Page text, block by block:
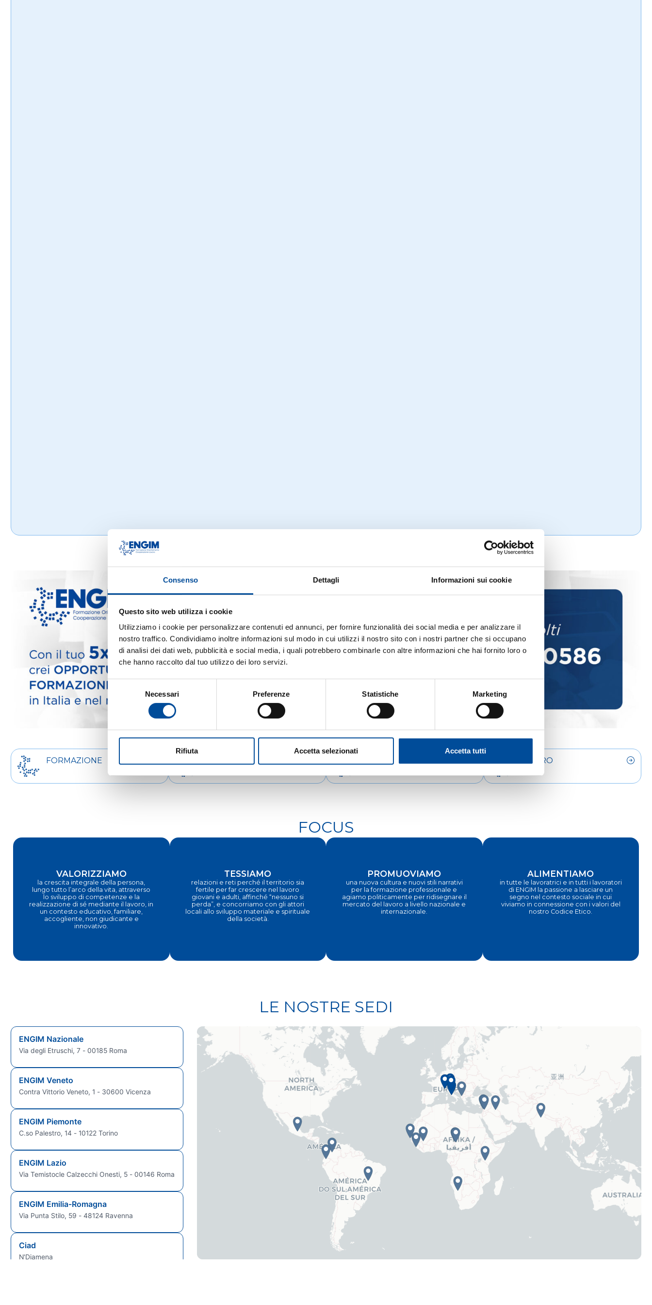
Consenso Dettagli Informazioni sui cookie
Questo sito web utilizza i cookie
Utilizziamo i cookie per personalizzare contenuti ed annunci, per fornire funzionalità dei social media e per analizzare il
nostro traffico. Condividiamo inoltre informazioni sul modo in cui utilizzi il nostro sito con i nostri partner che si occupano
di analisi dei dati web, pubblicità e social media, i quali potrebbero combinarle con altre informazioni che hai fornito loro o
che hanno raccolto dal tuo utilizzo dei loro servizi.
Necessari Preferenze Statistiche Marketing
Rifiuta Accetta selezionati Accetta tutti
FORMAZIONE LAVORO
FOCUS
VALORIZZIAMO
la crescita integrale della persona,
lungo tutto l’arco della vita, attraverso
lo sviluppo di competenze e la
realizzazione di sé mediante il lavoro, in
un contesto educativo, familiare,
accogliente, non giudicante e
innovativo.
TESSIAMO
relazioni e reti perché il territorio sia
fertile per far crescere nel lavoro
giovani e adulti, affinché “nessuno si
perda”, e concorriamo con gli attori
locali allo sviluppo materiale e spirituale
della società.
PROMUOVIAMO
una nuova cultura e nuovi stili narrativi
per la formazione professionale e
agiamo politicamente per ridisegnare il
mercato del lavoro a livello nazionale e
internazionale.
ALIMENTIAMO
in tutte le lavoratrici e in tutti i lavoratori
di ENGIM la passione a lasciare un
segno nel contesto sociale in cui
viviamo in connessione con i valori del
nostro Codice Etico.
LE NOSTRE SEDI
ENGIM Nazionale
Via degli Etruschi, 7 - 00185 Roma
ENGIM Veneto
Contra Vittorio Veneto, 1 - 30600 Vicenza
ENGIM Piemonte
C.so Palestro, 14 - 10122 Torino
ENGIM Lazio
Via Temistocle Calzecchi Onesti, 5 - 00146 Roma
ENGIM Emilia-Romagna
Via Punta Stilo, 59 - 48124 Ravenna
Ciad
N'Djamena